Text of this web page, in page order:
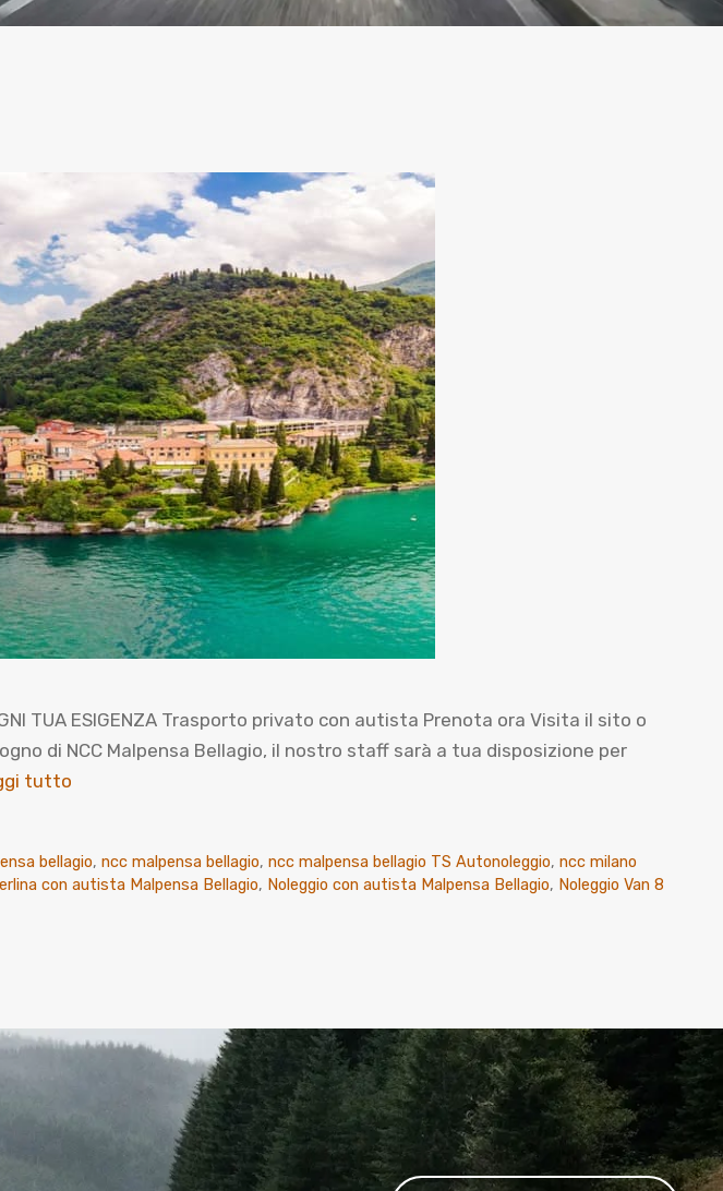
OGNI TUA ESIGENZA Trasporto privato con autista Prenota ora Visita il sito o
di NCC Malpensa Bellagio, il nostro staff sarà a tua disposizione per
tutto
bellagio,ncc malpensa bellagio,ncc malpensa bellagio TS Autonoleggio,ncc milano
con autista Malpensa Bellagio, Noleggio con autista Malpensa Bellagio, Noleggio Van 8